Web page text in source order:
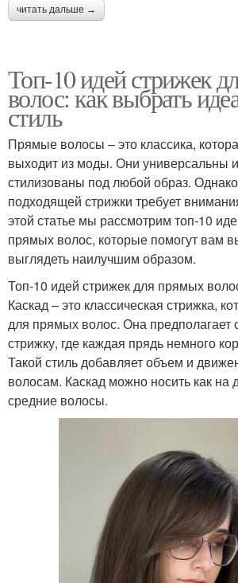
читать дальше →
Топ-10 идей стрижек
волос: как выбрать
стиль
Прямые волосы – это классика,
выходит из моды. Они универсальны
стилизованы под любой образ.
подходящей стрижки требует
этой статье мы рассмотрим топ-10
прямых волос, которые помогут вам
выглядеть наилучшим образом.
Топ-10 идей стрижек для прямых
Каскад – это классическая стрижка,
для прямых волос. Она предполагает
стрижку, где каждая прядь немного
Такой стиль добавляет объем и
волосам. Каскад можно носить как на
средние волосы.